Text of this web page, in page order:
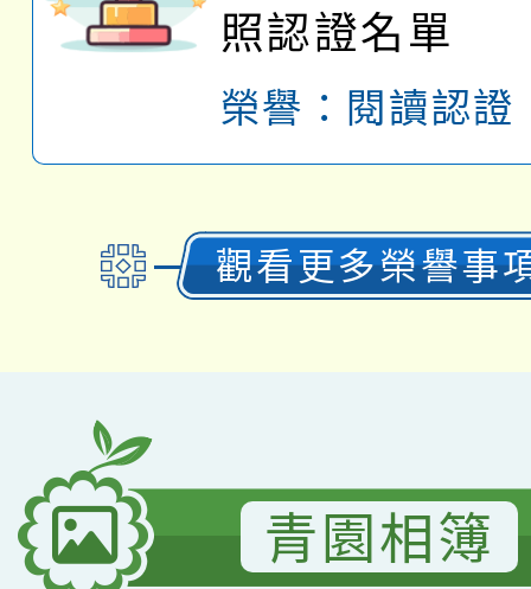
照認證名單
榮譽： 閱讀認證
觀看更多榮譽事
青園相簿